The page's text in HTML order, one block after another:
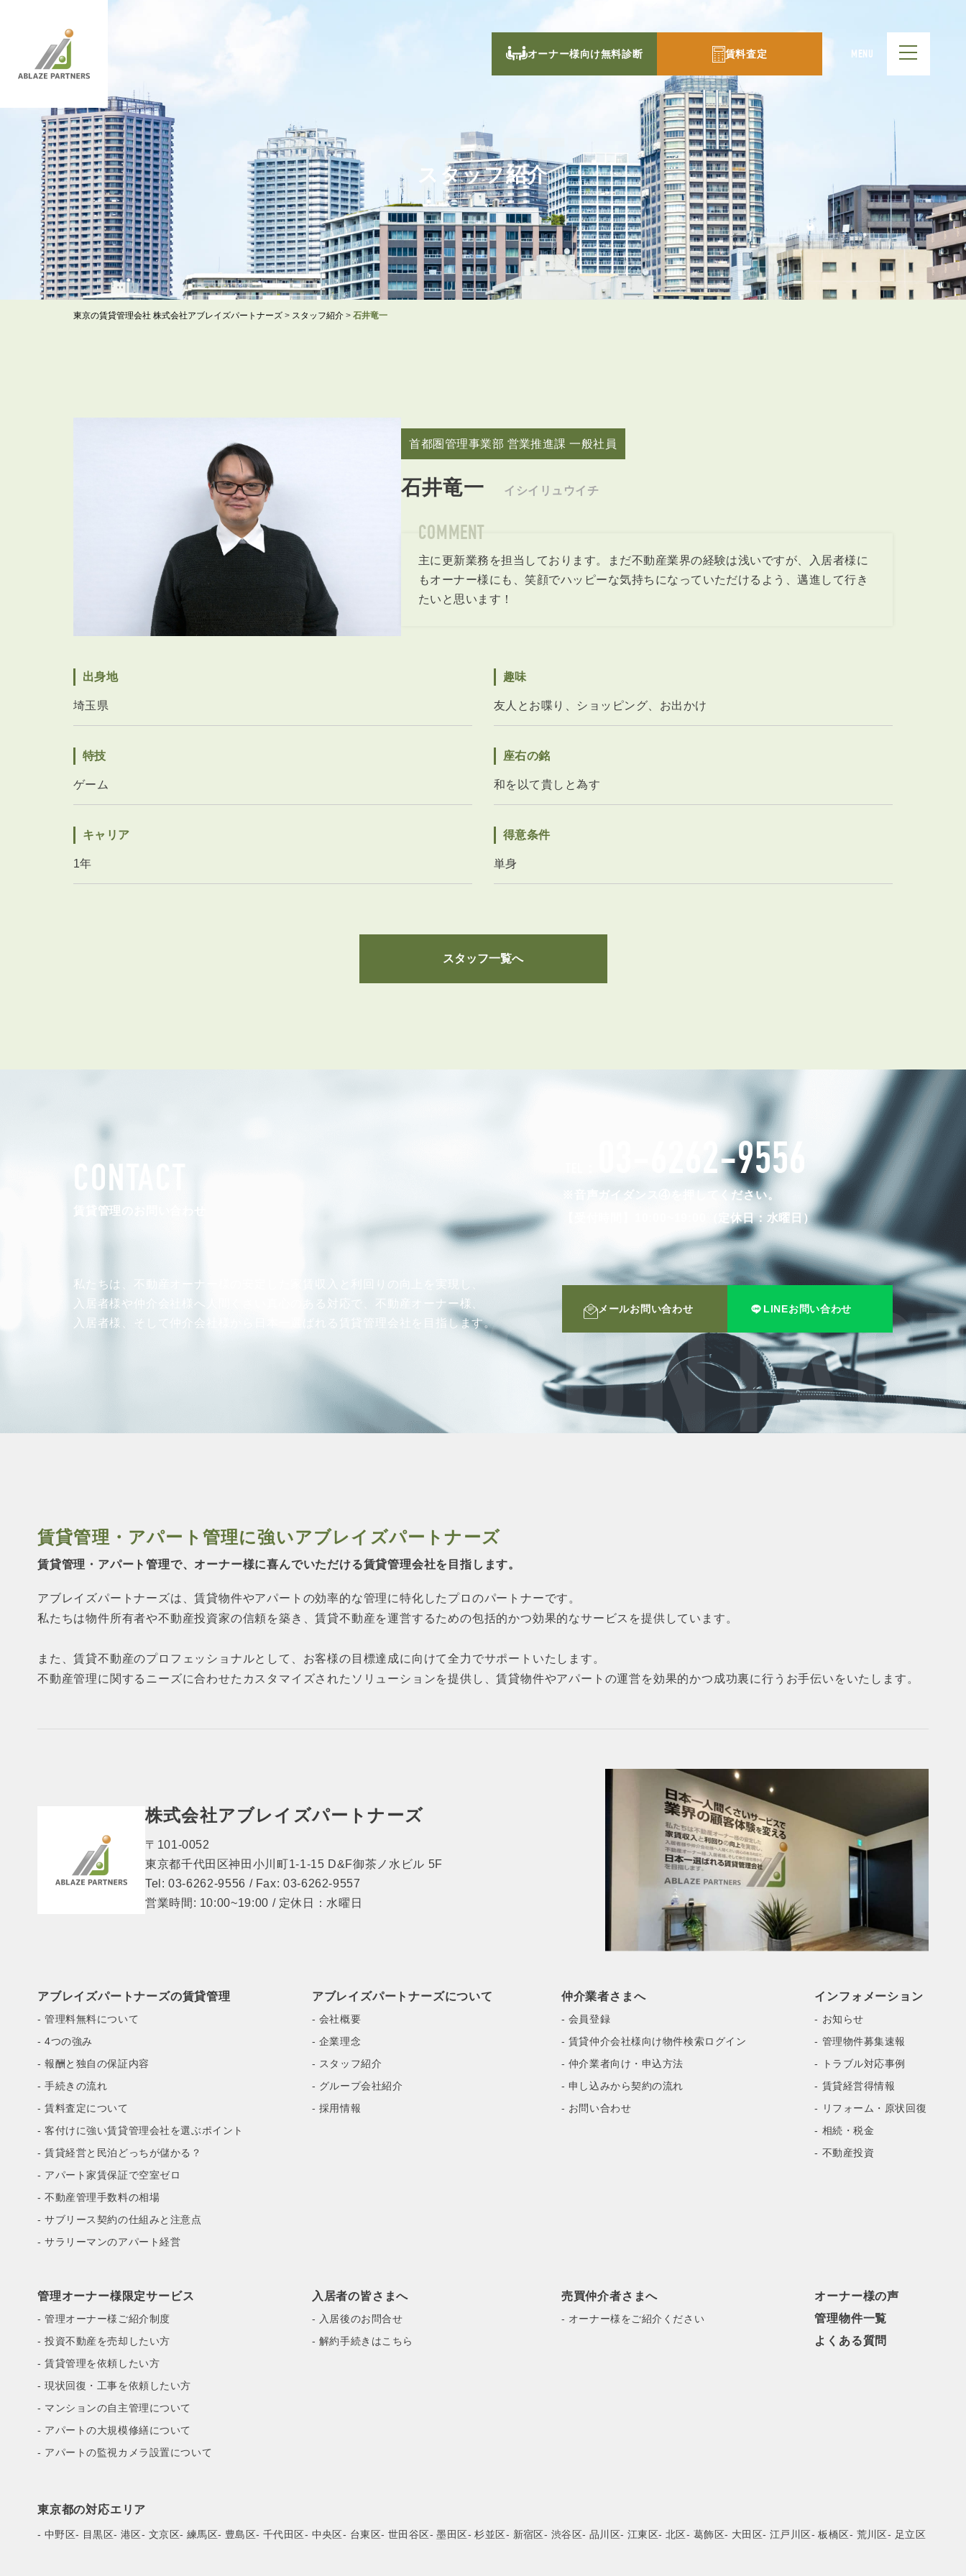
オーナー様向け無料診断 賃料査定 MENU
会社概要
企業理念
スタッフ紹介
RENTAL
管理料無料について
４つの強み
報酬と独自の保証内容
手続きの流れ
賃料査定について
SERVICE管理オーナー様限定サービス BROKER 仲介業者様へ
仲介業者向け・申込方法
申し込みから契約の流れ
お知らせ
管理物件募集速報
トラブル対応事例
TEL: 03-6262-9556
※音声ガイダンス④を押してください。
【受付時間】10:00~19:00（定休日：水曜日）
STAFF
スタッフ紹介
東京の賃貸管理会社 株式会社アブレイズパートナーズ > スタッフ紹介 > 石井竜一
首都圏管理事業部 営業推進課 一般社員
石井竜一 イシイリュウイチ
COMMENT
主に更新業務を担当しております。まだ不動産業界の経験は浅いですが、入居者様に
もオーナー様にも、笑顔でハッピーな気持ちになっていただけるよう、邁進して行き
たいと思います！
出身地
埼玉県
趣味
友人とお喋り、ショッピング、お出かけ
特技
ゲーム
座右の銘
和を以て貴しと為す
キャリア
1年
得意条件
単身
スタッフ一覧へ
CONTACT
賃貸管理のお問い合わせ
私たちは、不動産オーナー様の安定した
家賃収入と利回りの向上を実現し、
入居者様や仲介会社様へ人間くさい真心のある対応で、不動産オーナー様、
入居者様、そして仲介会社様から
日本一選ばれる賃貸管理会社を目指します。
03-6262-9556
※音声ガイダンス④を押してください。
【受付時間】10:00~19:00（定休日：水曜日）
メールお問い合わせ LINEお問い合わせ
賃貸管理・アパート管理に強いアブレイズパートナーズ
賃貸管理・アパート管理で、オーナー様に喜んでいただける賃貸管理会社を目指します。
アブレイズパートナーズは、賃貸物件やアパートの効率的な管理に特化したプロのパートナーです。
私たちは物件所有者や不動産投資家の信頼を築き、賃貸不動産を運営するための包括的かつ効果的なサービスを提供しています。
また、賃貸不動産のプロフェッショナルとして、お客様の目標達成に向けて全力でサポートいたします。
不動産管理に関するニーズに合わせたカスタマイズされたソリューションを提供し、賃貸物件やアパートの運営を効果的かつ成功裏に行うお手伝いをいたします。
株式会社アブレイズパートナーズ
〒101-0052
東京都千代田区神田小川町1-1-15 D&F御茶ノ水ビル 5F
Tel: 03-6262-9556 / Fax: 03-6262-9557
営業時間: 10:00~19:00 / 定休日：水曜日
アブレイズパートナーズの賃貸管理
- 管理料無料について
- 4つの強み
- 報酬と独自の保証内容
- 手続きの流れ
- 賃料査定について
- 客付けに強い賃貸管理会社を選ぶポイント
- 賃貸経営と民泊どっちが儲かる？
- アパート家賃保証で空室ゼロ
- 不動産管理手数料の相場
- サブリース契約の仕組みと注意点
- サラリーマンのアパート経営
アブレイズパートナーズについて
- 会社概要
- 企業理念
- スタッフ紹介
- グループ会社紹介
- 採用情報
仲介業者さまへ
- 会員登録
- 賃貸仲介会社様向け物件検索ログイン
- 仲介業者向け・申込方法
- 申し込みから契約の流れ
- お問い合わせ
インフォメーション
- お知らせ
- 管理物件募集速報
- トラブル対応事例
- 賃貸経営得情報
- リフォーム・原状回復
- 相続・税金
- 不動産投資
管理オーナー様限定サービス
- 管理オーナー様ご紹介制度
- 投資不動産を売却したい方
- 賃貸管理を依頼したい方
- 現状回復・工事を依頼したい方
- マンションの自主管理について
- アパートの大規模修繕について
- アパートの監視カメラ設置について
入居者の皆さまへ
- 入居後のお問合せ
- 解約手続きはこちら
売買仲介者さまへ
- オーナー様をご紹介ください
オーナー様の声
管理物件一覧
よくある質問
東京都の対応エリア
- 中野区- 目黒区- 港区- 文京区- 練馬区- 豊島区- 千代田区- 中央区- 台東区- 世田谷区- 墨田区- 杉並区- 新宿区- 渋谷区- 品川区- 江東区- 北区- 葛飾区- 大田区- 江戸川区- 板橋区- 荒川区- 足立区